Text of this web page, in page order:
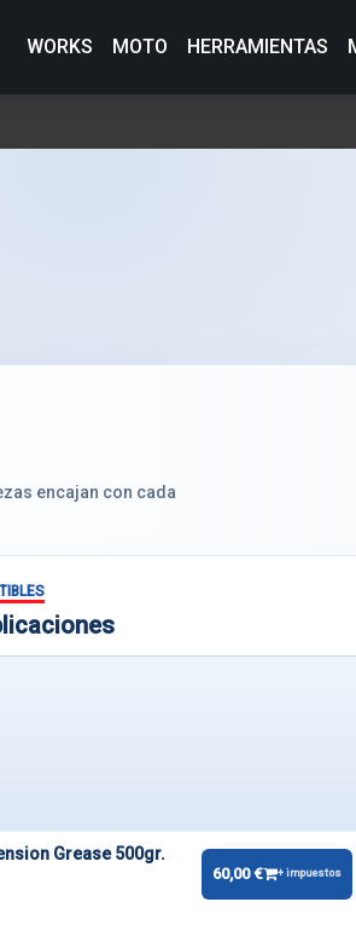
WORKS MOTO HERRAMIENTAS
encajan con cada
Grease 500gr.
60,00 € + impuestos